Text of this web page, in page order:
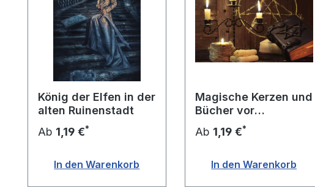
König der Elfen in der
alten Ruinenstadt
Ab 1,19 €*
In den Warenkorb
Magische Kerzen und
Bücher vor
Pentagramm
Ab 1,19 €*
In den Warenkorb